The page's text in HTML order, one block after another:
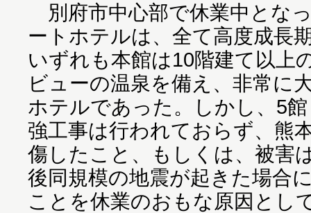
別府市中心部で休業中とな
ートホテルは、全て高度成長
いずれも本館は10階建て以上
ビューの温泉を備え、非常に
ホテルであった。しかし、5
強工事は行われておらず、熊
傷したこと、もしくは、被害
後同規模の地震が起きた場合
ことを休業のおもな原因とし